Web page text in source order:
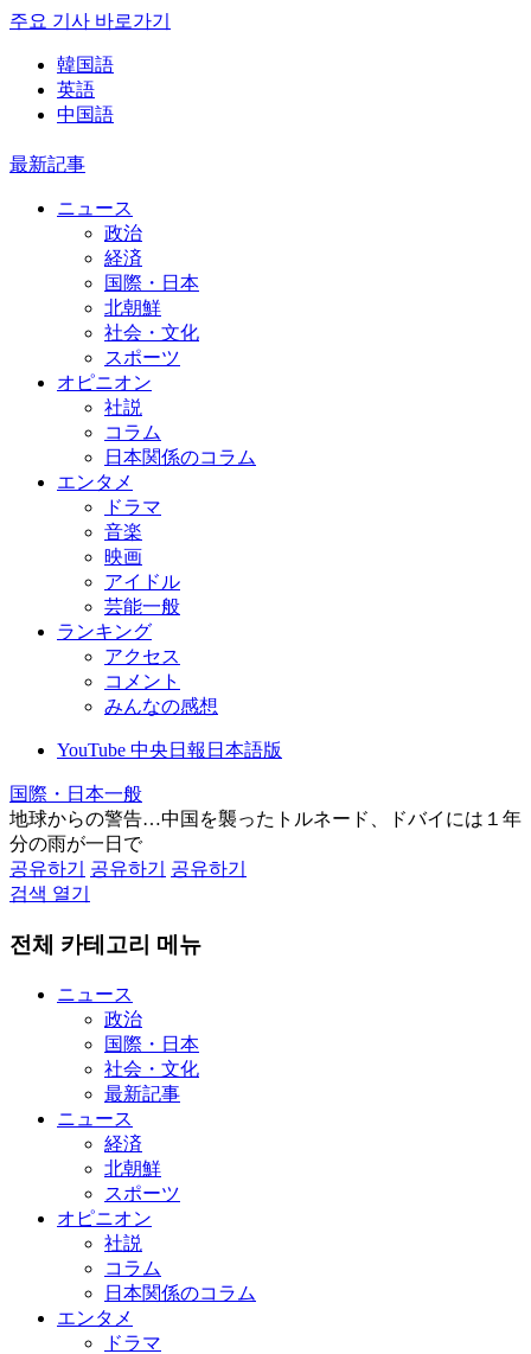
주요 기사 바로가기
韓国語
英語
中国語
最新記事
ニュース
政治
経済
国際・日本
北朝鮮
社会・文化
スポーツ
オピニオン
社説
コラム
日本関係のコラム
エンタメ
ドラマ
音楽
映画
アイドル
芸能一般
ランキング
アクセス
コメント
みんなの感想
YouTube 中央日報日本語版
国際・日本一般
地球からの警告…中国を襲ったトルネード、ドバイには１年
分の雨が一日で
공유하기
공유하기
공유하기
검색 열기
전체 카테고리 메뉴
ニュース
政治
国際・日本
社会・文化
最新記事
ニュース
経済
北朝鮮
スポーツ
オピニオン
社説
コラム
日本関係のコラム
エンタメ
ドラマ